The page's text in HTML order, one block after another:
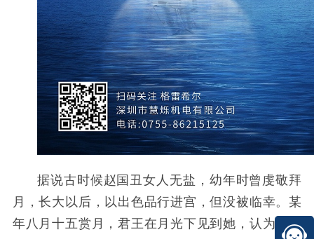
据说古时候赵国丑女人无盐，幼年时曾虔敬拜
月，长大以后，以出色品行进宫，但没被临幸。某
年八月十五赏月，君王在月光下见到她，认为美丽